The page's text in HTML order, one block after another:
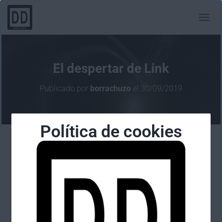
A
El despertar de Link
Publicado por borrachuzo el 30/09/2019
Política de cookies